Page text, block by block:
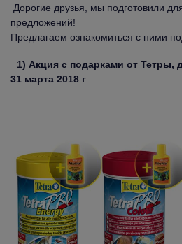
Дорогие друзья, мы подготовили
предложений!
Предлагаем ознакомиться с ними
1) Акция с подарками от Тетры,
31 марта 2018 г